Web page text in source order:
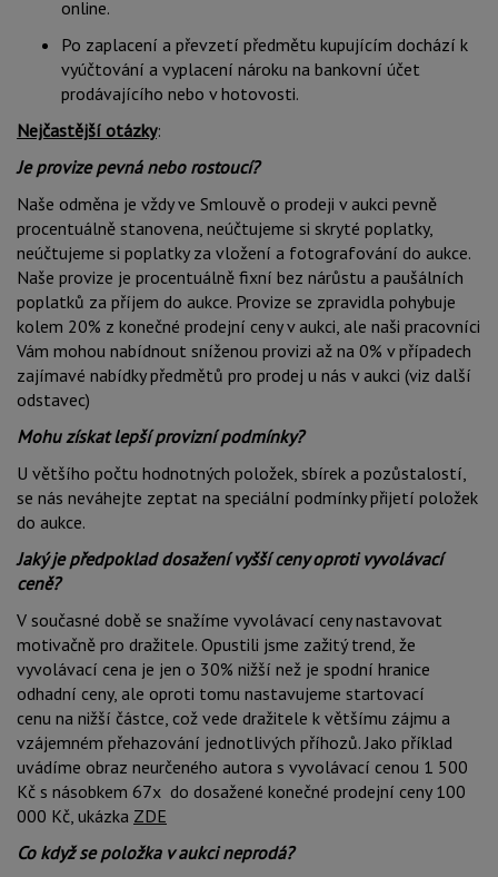
online.
Po zaplacení a převzetí předmětu kupujícím dochází k
vyúčtování a vyplacení nároku na bankovní účet
prodávajícího nebo v hotovosti.
Nejčastější otázky:
Je provize pevná nebo rostoucí?
Naše odměna je vždy ve Smlouvě o prodeji v aukci pevně
procentuálně stanovena, neúčtujeme si skryté poplatky,
neúčtujeme si poplatky za vložení a fotografování do aukce.
Naše provize je procentuálně fixní bez nárůstu a paušálních
poplatků za příjem do aukce. Provize se zpravidla pohybuje
kolem 20% z konečné prodejní ceny v aukci, ale naši pracovníci
Vám mohou nabídnout sníženou provizi až na 0% v případech
zajímavé nabídky předmětů pro prodej u nás v aukci (viz další
odstavec)
Mohu získat lepší provizní podmínky?
U většího počtu hodnotných položek, sbírek a pozůstalostí,
se nás neváhejte zeptat na speciální podmínky přijetí položek
do aukce.
Jaký je předpoklad dosažení vyšší ceny oproti vyvolávací
ceně?
V současné době se snažíme vyvolávací ceny nastavovat
motivačně pro dražitele. Opustili jsme zažitý trend, že
vyvolávací cena je jen o 30% nižší než je spodní hranice
odhadní ceny, ale oproti tomu nastavujeme startovací
cenu na nižší částce, což vede dražitele k většímu zájmu a
vzájemném přehazování jednotlivých příhozů. Jako příklad
uvádíme obraz neurčeného autora s vyvolávací cenou 1 500
Kč s násobkem 67x do dosažené konečné prodejní ceny 100
000 Kč, ukázka ZDE
Co když se položka v aukci neprodá?